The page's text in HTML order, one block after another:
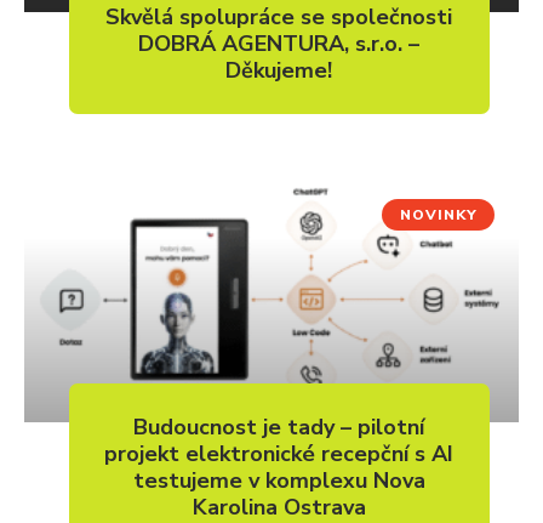
Skvělá spolupráce se společnosti
DOBRÁ AGENTURA, s.r.o. –
Děkujeme!
NOVINKY
Budoucnost je tady – pilotní
projekt elektronické recepční s AI
testujeme v komplexu Nova
Karolina Ostrava